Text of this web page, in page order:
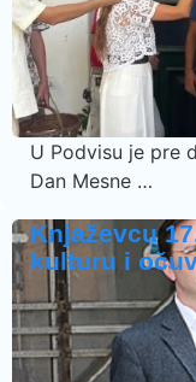
U Podvisu je pre
Dan Mesne …
Knjaževcu
kulturu i